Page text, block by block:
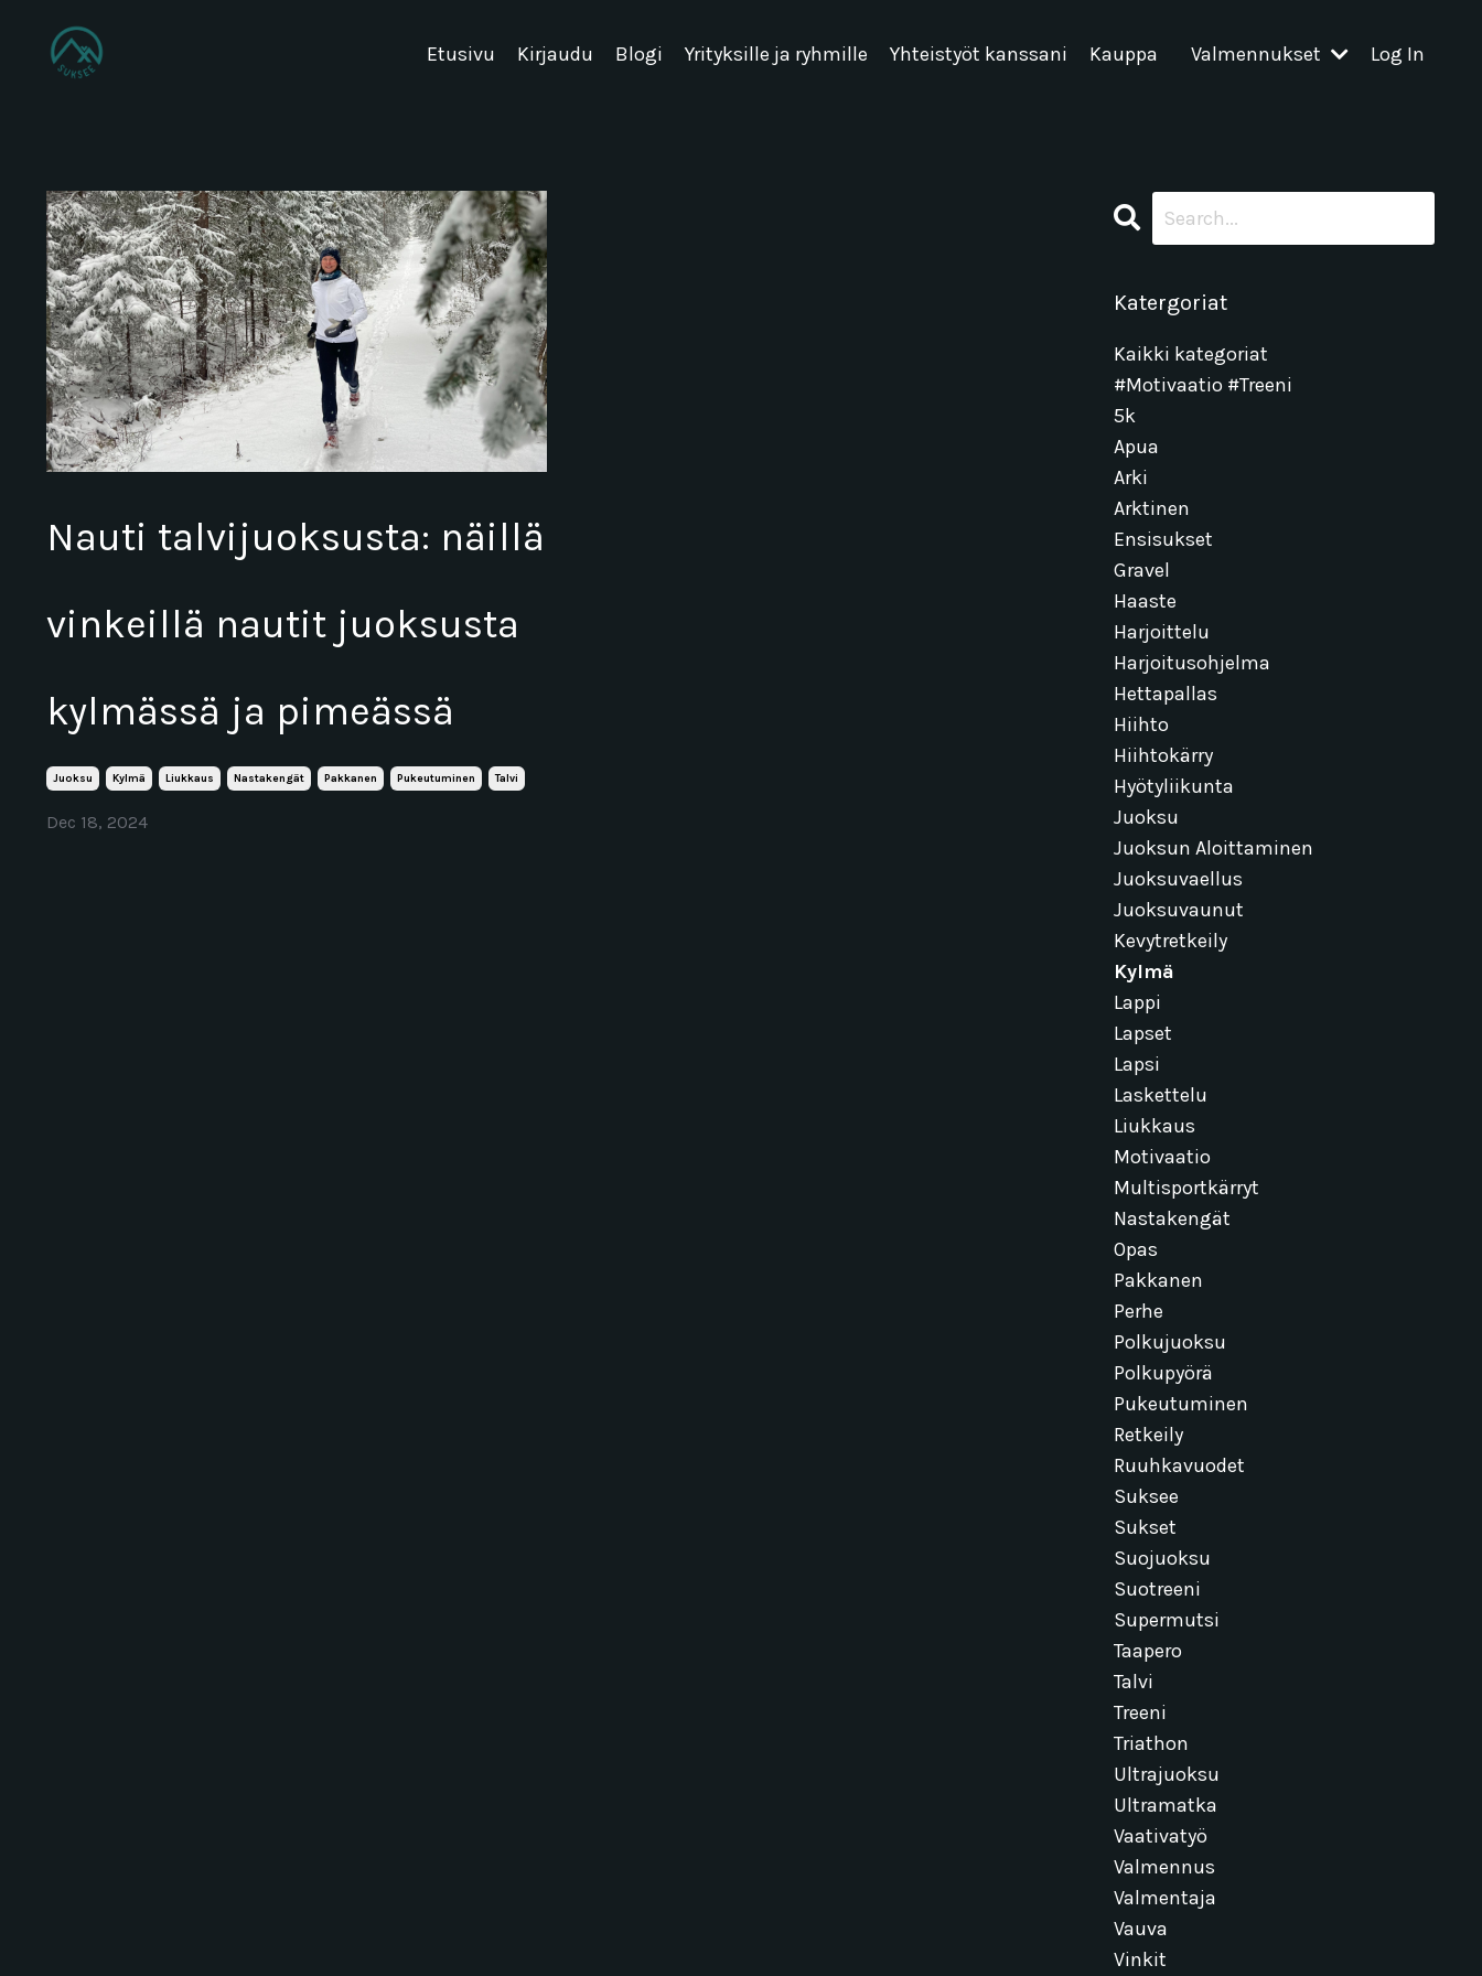
Etusivu Kirjaudu Blogi Yrityksille ja ryhmille Yhteistyöt kanssani Kauppa Valmennukset Log In
Nauti talvijuoksusta: näillä
vinkeillä nautit juoksusta
kylmässä ja pimeässä
Juoksu Kylmä Liukkaus Nastakengät Pakkanen Pukeutuminen Talvi
Dec 18, 2024
Katergoriat
Kaikki kategoriat
#motivaatio #treeni
5k
Apua
Arki
Arktinen
Ensisukset
Gravel
Haaste
Harjoittelu
Harjoitusohjelma
Hettapallas
Hiihto
Hiihtokärry
Hyötyliikunta
Juoksu
Juoksun Aloittaminen
Juoksuvaellus
Juoksuvaunut
Kevytretkeily
Kylmä
Lappi
Lapset
Lapsi
Laskettelu
Liukkaus
Motivaatio
Multisportkärryt
Nastakengät
Opas
Pakkanen
Perhe
Polkujuoksu
Polkupyörä
Pukeutuminen
Retkeily
Ruuhkavuodet
Suksee
Sukset
Suojuoksu
Suotreeni
Supermutsi
Taapero
Talvi
Treeni
Triathon
Ultrajuoksu
Ultramatka
Vaativatyö
Valmennus
Valmentaja
Vauva
Vinkit